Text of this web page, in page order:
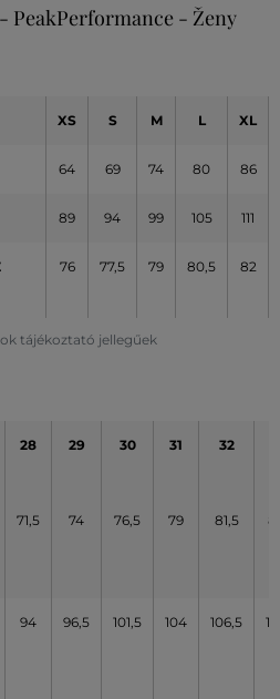
PeakPerformance - Ženy
tájékoztató jellegűek
XS S M L XL
64 69 74 80 86
89 94 99 105 111
76 77,5 79 80,5 82
28 29 30 31 32
71,5 74 76,5 79 81,5
94 96,5 101,5 104 106,5